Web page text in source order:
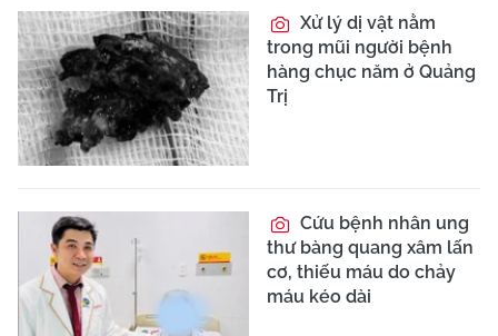
Xử lý dị vật nằm
trong mũi người bệnh
hàng chục năm ở Quảng
Trị
Cứu bệnh nhân ung
thư bàng quang xâm lấn
cơ, thiếu máu do chảy
máu kéo dài